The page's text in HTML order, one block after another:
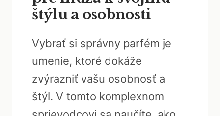
štýlu a osobnosti
Vybrať si správny parfém je
umenie, ktoré dokáže
zvýrazniť vašu osobnosť a
štýl. V tomto komplexnom